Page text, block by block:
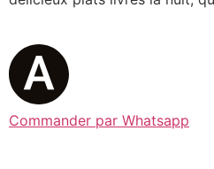
Commander par Whatsapp